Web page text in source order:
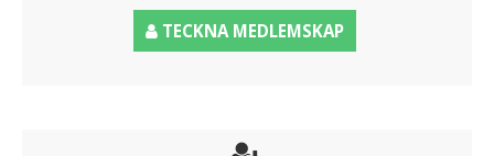
TECKNA MEDLEMSKAP